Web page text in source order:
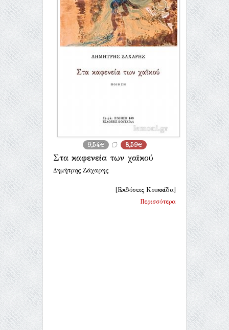
9,54€ 8,59€
Στα καφενεία των χαϊκού
Δημήτρης Ζάχαρης
[Εκδόσεις Κουκκίδα]
Περισσότερα